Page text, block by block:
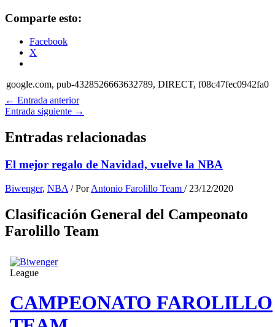
Comparte esto:
Facebook
X
google.com, pub-4328526663632789, DIRECT, f08c47fec0942fa0
← Entrada anterior
Entrada siguiente →
Entradas relacionadas
El mejor regalo de Navidad, vuelve la NBA
Biwenger, NBA / PorAntonio Farolillo Team / 23/12/2020
Clasificación General del Campeonato
Farolillo Team